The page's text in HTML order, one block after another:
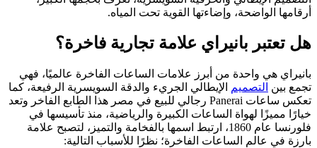
أرقامها الواضحة، وإضاءتها القوية تحت المياه.
هل تعتبر بانيراي علامة تجارية فاخرة؟
بانيراي هي واحدة من أبرز علامات الساعات الفاخرة عالميًا، فهي
تجمع بين التصميم
الإيطالي الجريء والدقة السويسرية الرفيعة، كما
تعكس ساعات Panerai رجالي للبيع في مصر هذا الطابع الفاخر وتعد
خيارًا مميزًا لهواة الساعات الكبيرة والرياضية، منذ تأسيسها في
فلورنسا عام 1860، ارتبط اسمها بالفخامة والتميز، لتصبح علامة
بارزة في عالم الساعات الفاخرة؛ نظرًا للأسباب التالية: